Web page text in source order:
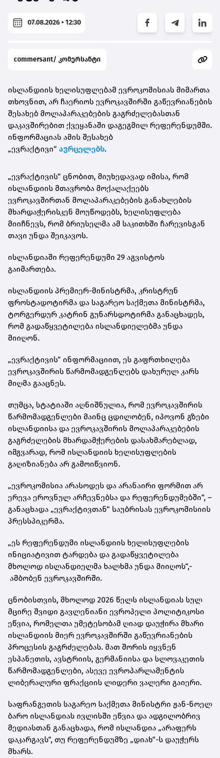
07.08.2026 • 12:30
commersant/ კომერსანტი
ისლანდიის ხელისუფლებამ ევროკომისიას მიმართა
თხოვნით, არ ჩაერიოს ევროკავშირში გაწევრიანების
შესახებ მოლაპარაკებების გაგრძელებასთან
დაკავშირებით ქვეყანაში დაგეგმილ რეფერენდუმში.
ინფორმაციას ამის შესახებ
„ევრაქტივი“ ავრცელებს.
„ევრაქტივის“ ცნობით, მიუხედავად იმისა, რომ
ისლანდიის მთავრობა მოქალაქეებს
ევროკავშირთან მოლაპარაკებების განახლების
მხარდაჭერისკენ მოუწოდებს, ხელისუფლება
მიიჩნევს, რომ ბრიუსელმა ამ საკითხში ჩარევისგან
თავი უნდა შეიკავოს.
ისლანდიაში რეფერენდუმი 29 აგვისტოს
გაიმართება.
ისლანდიის პრემიერ-მინისტრმა, კრისტრუნ
ფროსტადოტირმა და საგარეო საქმეთა მინისტრმა,
ტორგერდურ კატრინ გუნარსდოტირმა განაცხადეს,
რომ გადაწყვეტილება ისლანდიელებმა უნდა
მიიღონ.
„ევრაქტივის“ ინფორმაციით, ეს გაფრთხილება
ევროკავშირის წარმომადგენლებს დახურულ კარს
მიღმა გააცნეს.
თუმცა, სტატიაში აღნიშნულია, რომ ევროკავშირის
წარმომადგენლები მაინც ცდილობენ, იპოვონ გზები
ისლანდიისა და ევროკავშირის მოლაპარაკებების
გაგრძელების მხარდამჭერების დასახმარებლად,
იმგვარად, რომ ისლანდიის ხელისუფლების
გაღიზიანება არ გამოიწვიონ.
„ევროკომისია არასოდეს და არანაირი ფორმით არ
ერევა ეროვნულ არჩევნებსა და რეფერენდუმებში“, –
განაცხადა „ევრაქტივთან“ საუბრისას ევროკომისიის
პრესსპიკერმა.
„ეს რეფერენდუმი ისლანდიის ხელისუფლების
ინიციატივით ტარდება და გადაწყვეტილება
მხოლოდ ისლანდიელმა ხალხმა უნდა მიიღოს“,-
ამბობენ ევროკავშირში.
ცნობისთვის, მხოლოდ 2026 წელს ისლანდიას სულ
მცირე შვიდი გავლენიანი ევროპელი პოლიტიკოსი
ეწვია, რომელთა უმეტესობამ ღიად დაუჭირა მხარი
ისლანდიის მიერ ევროკავშირში გაწევრიანების
პროცესის გაგრძელებას. მათ შორის იყვნენ
ესპანეთის, ავსტრიის, გერმანიისა და სლოვაკეთის
წარმომადგენლები, ასევე ევროპარლამენტის
ლიბერალური ფრაქციის ლიდერი ვალერი გაიერი.
საფრანგეთის საგარეო საქმეთა მინისტრი ჟან-ნოელ
ბარო ისლანდიას ივლისში ეწვია და ადგილობრივ
მედიასთან განაცხადა, რომ ისლანდია „არაფერს
დაკარგავს“, თუ რეფერენდუმზე „დიახ“-ს დაუჭერს
მხარს.